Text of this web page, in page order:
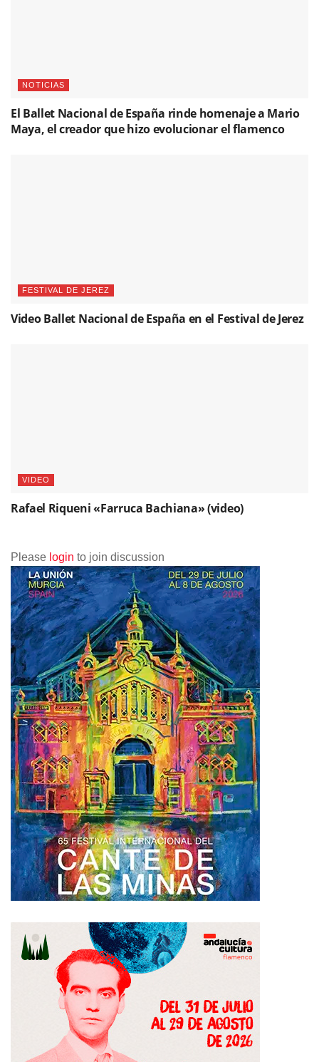
NOTICIAS
El Ballet Nacional de España rinde homenaje a Mario
Maya, el creador que hizo evolucionar el flamenco
FESTIVAL DE JEREZ
Video Ballet Nacional de España en el Festival de Jerez
VIDEO
Rafael Riqueni «Farruca Bachiana» (video)
Please login to join discussion